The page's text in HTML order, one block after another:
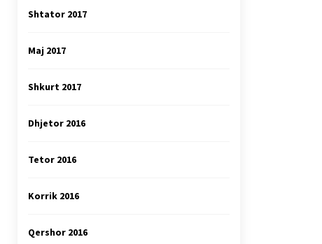
Shtator 2017
Maj 2017
Shkurt 2017
Dhjetor 2016
Tetor 2016
Korrik 2016
Qershor 2016